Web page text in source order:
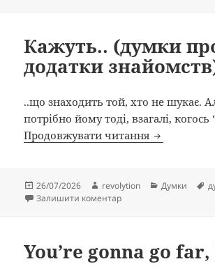
Кажуть.. (думки
додатки
..що знаходить той, хто не шукає.
потрібно йому тоді, взагалі, когось
Продовжувати читання Кажуть..
Опубліковано
26/07/2026 Автор
revolytion Категорії
Думки
Залишити коментардо Кажуть.. (думки про
You’re gonna go